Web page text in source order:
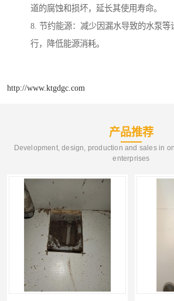
道的腐蚀和损坏，延长其使用寿命。
8. 节约能源：减少因漏水导致的水泵等
行，降低能源消耗。
http://www.ktgdgc.com
产品推荐
Development, design, production and sales in
enterprises